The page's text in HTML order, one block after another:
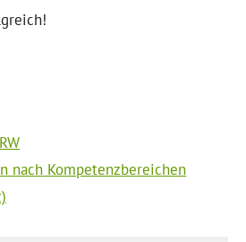
nach Kompetenzbereichen